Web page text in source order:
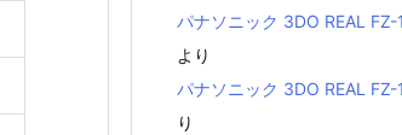
パナソニック 3DO REAL FZ-
より
パナソニック 3DO REAL FZ-
り